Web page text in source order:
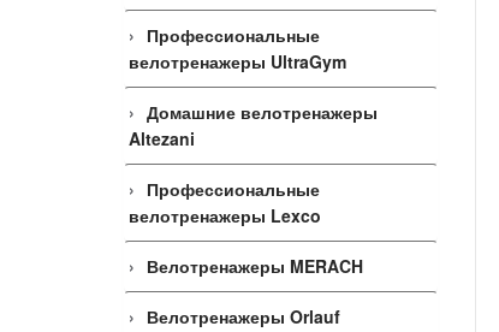
Профессиональные
велотренажеры UltraGym
Домашние велотренажеры
Altezani
Профессиональные
велотренажеры Lexco
Велотренажеры MERACH
Велотренажеры Orlauf